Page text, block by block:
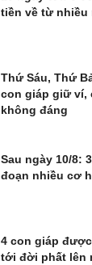
tiền về từ nhiều
Thứ Sáu, Thứ
con giáp giữ ví,
không đáng
Sau ngày 10/8:
đoạn nhiều cơ
4 con giáp
tới đời phất lên